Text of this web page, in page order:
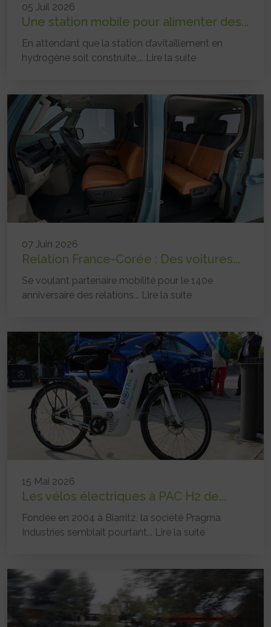
05 Juil 2026
Une station mobile pour alimenter des...
En attendant que la station d’avitaillement en
hydrogène soit construite,... Lire la suite
07 Juin 2026
Relation France-Corée : Des voitures...
Se voulant partenaire mobilité pour le 140e
anniversaire des relations... Lire la suite
15 Mai 2026
Les vélos électriques à PAC H2 de...
Fondée en 2004 à Biarritz, la société Pragma
Industries semblait pourtant... Lire la suite